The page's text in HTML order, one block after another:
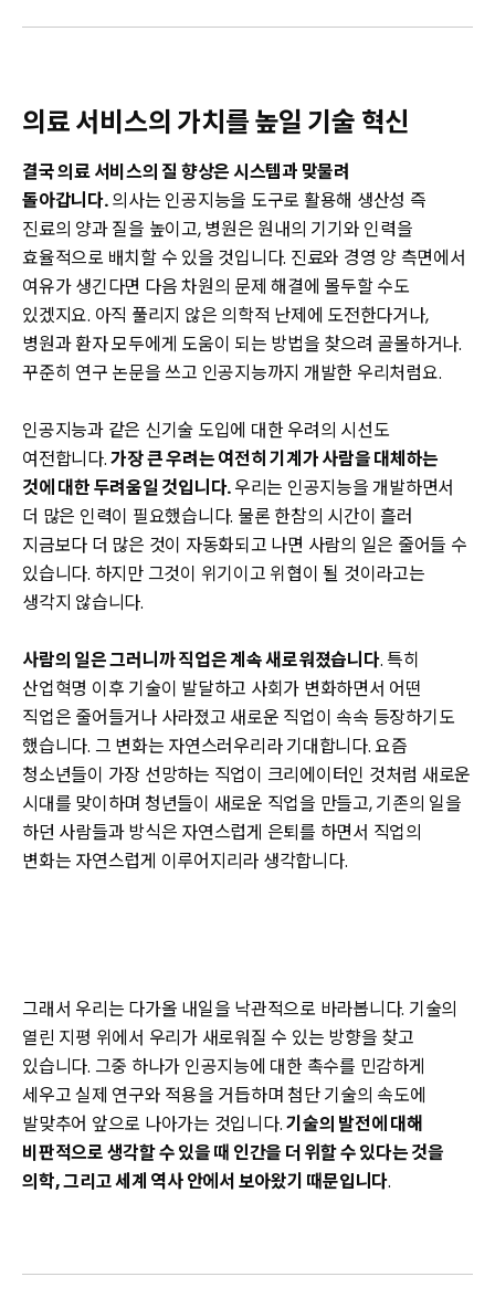
의료 서비스의 가치를 높일 기술 혁신
결국 의료 서비스의 질 향상은 시스템과 맞물려
돌아갑니다.의사는 인공지능을 도구로 활용해 생산성 즉
진료의 양과 질을 높이고, 병원은 원내의 기기와 인력을
효율적으로 배치할 수 있을 것입니다. 진료와 경영 양 측면에서
여유가 생긴다면 다음 차원의 문제 해결에 몰두할 수도
있겠지요. 아직 풀리지 않은 의학적 난제에 도전한다거나,
병원과 환자 모두에게 도움이 되는 방법을 찾으려 골몰하거나.
꾸준히 연구 논문을 쓰고 인공지능까지 개발한 우리처럼요.
인공지능과 같은 신기술 도입에 대한 우려의 시선도
여전합니다.가장 큰 우려는 여전히 기계가 사람을 대체하는
것에 대한 두려움일 것입니다.우리는 인공지능을 개발하면서
더 많은 인력이 필요했습니다. 물론 한참의 시간이 흘러
지금보다 더 많은 것이 자동화되고 나면 사람의 일은 줄어들 수
있습니다. 하지만 그것이 위기이고 위협이 될 것이라고는
생각지 않습니다.
사람의 일은 그러니까 직업은 계속 새로워졌습니다. 특히
산업혁명 이후 기술이 발달하고 사회가 변화하면서 어떤
직업은 줄어들거나 사라졌고 새로운 직업이 속속 등장하기도
했습니다. 그 변화는 자연스러우리라 기대합니다. 요즘
청소년들이 가장 선망하는 직업이 크리에이터인 것처럼 새로운
시대를 맞이하며 청년들이 새로운 직업을 만들고, 기존의 일을
하던 사람들과 방식은 자연스럽게 은퇴를 하면서 직업의
변화는 자연스럽게 이루어지리라 생각합니다.
그래서 우리는 다가올 내일을 낙관적으로 바라봅니다. 기술의
열린 지평 위에서 우리가 새로워질 수 있는 방향을 찾고
있습니다. 그중 하나가 인공지능에 대한 촉수를 민감하게
세우고 실제 연구와 적용을 거듭하며 첨단 기술의 속도에
발맞추어 앞으로 나아가는 것입니다.기술의 발전에 대해
비판적으로 생각할 수 있을 때 인간을 더 위할 수 있다는 것을
의학, 그리고 세계 역사 안에서 보아왔기 때문입니다.